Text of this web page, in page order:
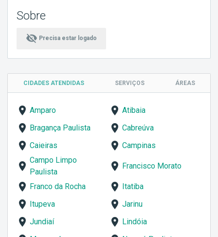
Sobre
visibility_off Precisa estar logado
CIDADES ATENDIDAS SERVIÇOS ÁREAS
Amparo
Atibaia
Bragança Paulista
Cabreúva
Caieiras
Campinas
Campo Limpo
Paulista
Francisco Morato
Franco da Rocha
Itatiba
Itupeva
Jarinu
Jundiaí
Lindóia